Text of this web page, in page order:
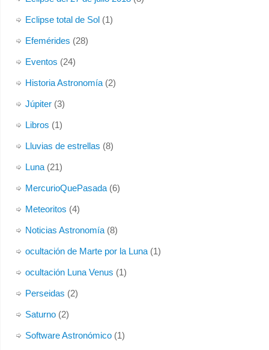
Eclipse total de Sol(1)
Efemérides (28)
Eventos (24)
Historia Astronomía(2)
Júpiter(3)
Libros (1)
Lluvias de estrellas (8)
Luna(21)
MercurioQuePasada(6)
Meteoritos (4)
Noticias Astronomía(8)
ocultación de Marte por la Luna(1)
ocultación Luna Venus (1)
Perseidas (2)
Saturno(2)
Software Astronómico(1)